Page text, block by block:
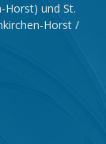
Horst) und St.
Horst /